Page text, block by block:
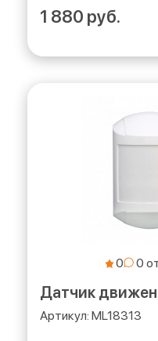
1 880 руб.
0
Датчик
ML18313